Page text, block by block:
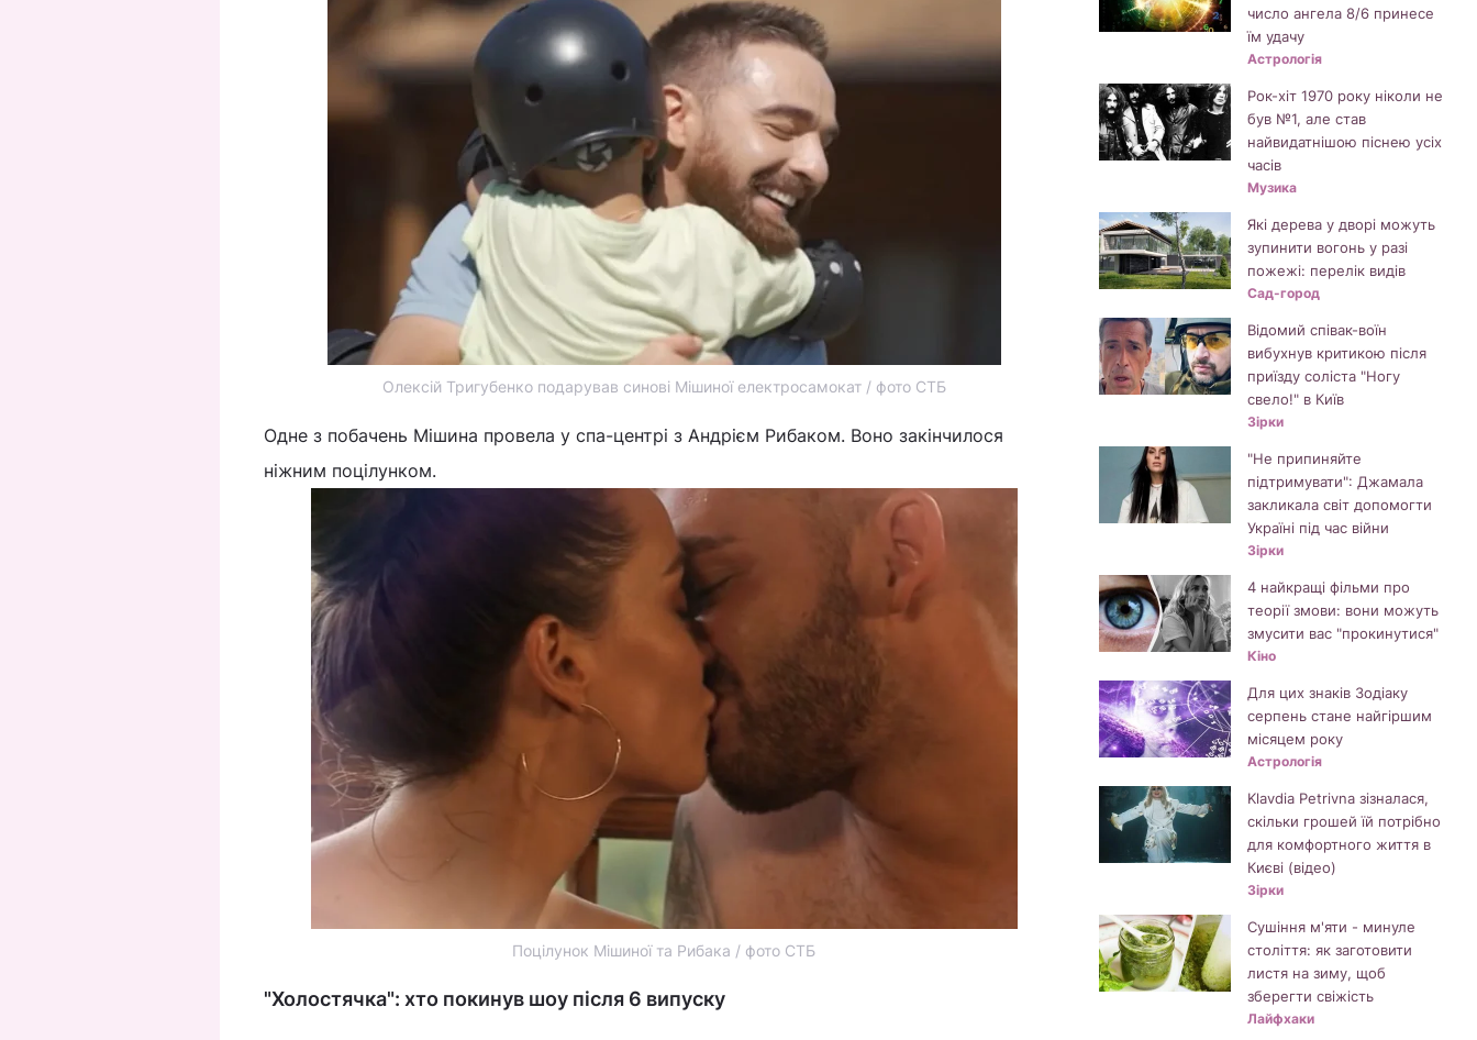
Олексій Тригубенко подарував синові Мішиної електросамокат / фото СТБ
Одне з побачень Мішина провела у спа-центрі з Андрієм Рибаком. Воно закінчилося
ніжним поцілунком.
Поцілунок Мішиної та Рибака / фото СТБ
"Холостячка": хто покинув шоу після 6 випуску
число ангела 8/6 принесе
їм удачу
Астрологія
Рок-хіт 1970 року ніколи не
був №1, але став
найвидатнішою піснею усіх
часів
Музика
Які дерева у дворі можуть
зупинити вогонь у разі
пожежі: перелік видів
Сад-город
Відомий співак-воїн
вибухнув критикою після
приїзду соліста "Ногу
свело!" в Київ
Зірки
"Не припиняйте
підтримувати": Джамала
закликала світ допомогти
Україні під час війни
Зірки
4 найкращі фільми про
теорії змови: вони можуть
змусити вас "прокинутися"
Кіно
Для цих знаків Зодіаку
серпень стане найгіршим
місяцем року
Астрологія
Klavdia Petrivna зізналася,
скільки грошей їй потрібно
для комфортного життя в
Києві (відео)
Зірки
Сушіння м'яти - минуле
століття: як заготовити
листя на зиму, щоб
зберегти свіжість
Лайфхаки